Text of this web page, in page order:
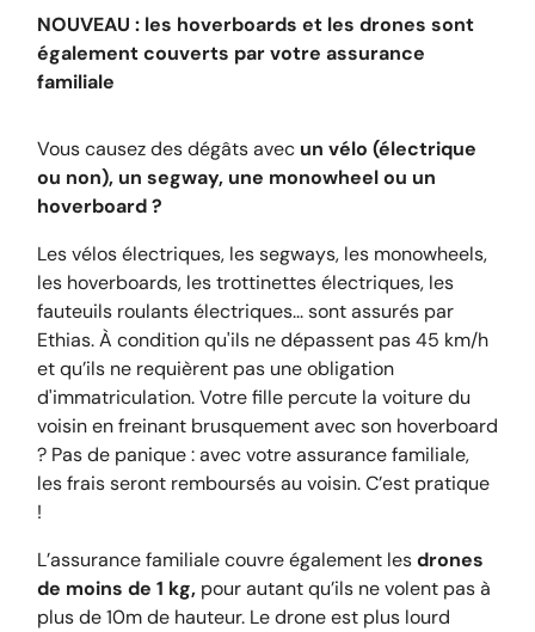
NOUVEAU : les hoverboards et les drones sont
également couverts par votre assurance
familiale
Vous causez des dégâts avec un vélo (électrique
ou non), un segway, une monowheel ou un
hoverboard ?
Les vélos électriques, les segways, les monowheels,
les hoverboards, les trottinettes électriques, les
fauteuils roulants électriques... sont assurés par
Ethias. À condition qu'ils ne dépassent pas 45 km/h
et qu’ils ne requièrent pas une obligation
d'immatriculation. Votre fille percute la voiture du
voisin en freinant brusquement avec son hoverboard
? Pas de panique : avec votre assurance familiale,
les frais seront remboursés au voisin. C’est pratique
!
L’assurance familiale couvre également lesdrones
de moins de 1 kg, pour autant qu’ils ne volent pas à
plus de 10m de hauteur. Le drone est plus lourd